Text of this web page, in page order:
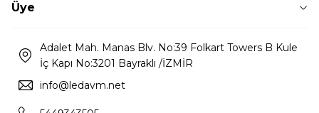
Üye
Adalet Mah. Manas Blv. No:39 Folkart Towers B Kule
İç Kapı No:3201 Bayraklı /İZMİR
info@ledavm.net